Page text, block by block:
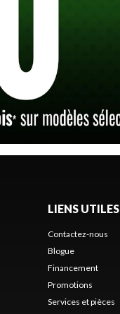
LIENS UTILES
Contactez-nous
Blogue
Financement
Promotions
Services et pièces